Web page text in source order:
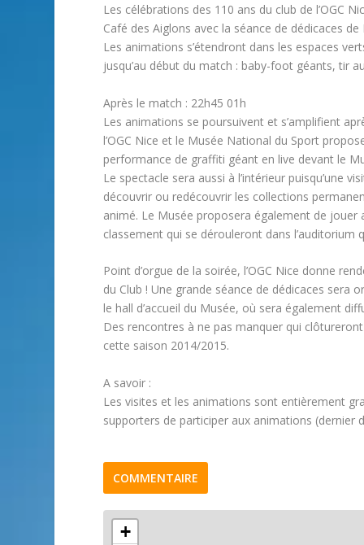
Les célébrations des 110 ans du club de l’OGC
Café des Aiglons avec la séance de dédicaces
Les animations s’étendront dans les espaces
jusqu’au début du match : baby-foot géants, tir
Après le match : 22h45 01h
Les animations se poursuivent et s’amplifient
l’OGC Nice et le Musée National du Sport
performance de graffiti géant en live devant le
Le spectacle sera aussi à l’intérieur puisqu’une
découvrir ou redécouvrir les collections
animé. Le Musée proposera également de
classement qui se dérouleront dans l’auditorium
Point d’orgue de la soirée, l’OGC Nice donne
du Club ! Une grande séance de dédicaces sera
le hall d’accueil du Musée, où sera également
Des rencontres à ne pas manquer qui
cette saison 2014/2015.
A savoir :
Les visites et les animations sont entièrement
supporters de participer aux animations (dernier
COMMENTAIRE
+